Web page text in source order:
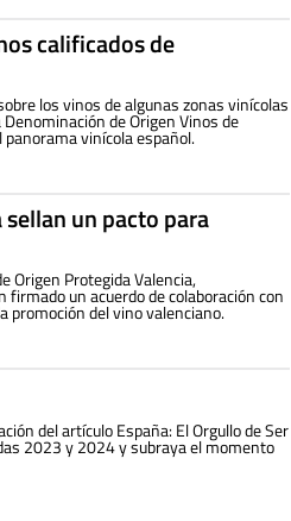
calificados de
los vinos de algunas zonas vinícolas
de Origen Vinos de
vinícola español.
un pacto para
Origen Protegida Valencia,
un acuerdo de colaboración con
promoción del vino valenciano.
del artículo España: El Orgullo de Ser
2023 y 2024 y subraya el momento